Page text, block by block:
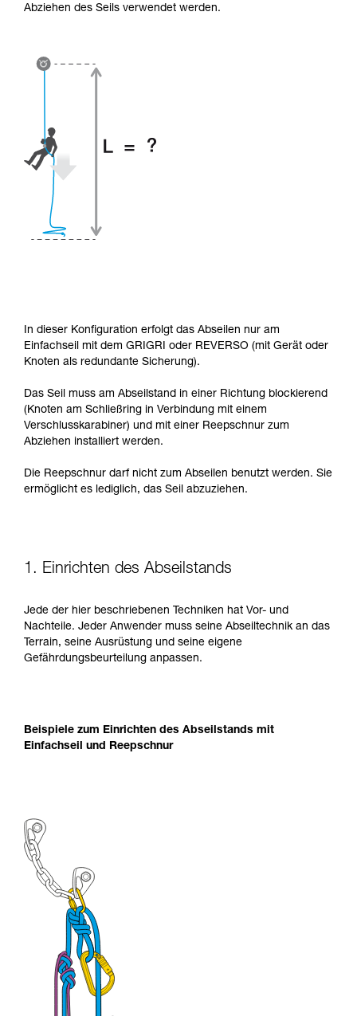
Abziehen des Seils verwendet werden.
In dieser Konfiguration erfolgt das Abseilen nur am
Einfachseil mit dem GRIGRI oder REVERSO (mit Gerät oder
Knoten als redundante Sicherung).
Das Seil muss am Abseilstand in einer Richtung blockierend
(Knoten am Schließring in Verbindung mit einem
Verschlusskarabiner) und mit einer Reepschnur zum
Abziehen installiert werden.
Die Reepschnur darf nicht zum Abseilen benutzt werden. Sie
ermöglicht es lediglich, das Seil abzuziehen.
1. Einrichten des Abseilstands
Jede der hier beschriebenen Techniken hat Vor- und
Nachteile. Jeder Anwender muss seine Abseiltechnik an das
Terrain, seine Ausrüstung und seine eigene
Gefährdungsbeurteilung anpassen.
Beispiele zum Einrichten des Abseilstands mit
Einfachseil und Reepschnur